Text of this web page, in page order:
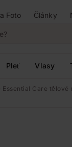
Foto Články
Pleť Vlasy
Essential Care